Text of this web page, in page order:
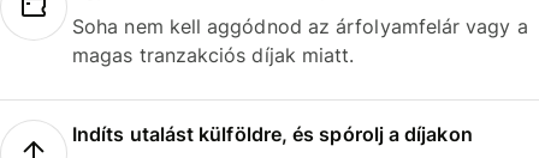
Soha nem kell aggódnod az árfolyamfelár vagy a
magas tranzakciós díjak miatt.
Indíts utalást külföldre, és spórolj a díjakon